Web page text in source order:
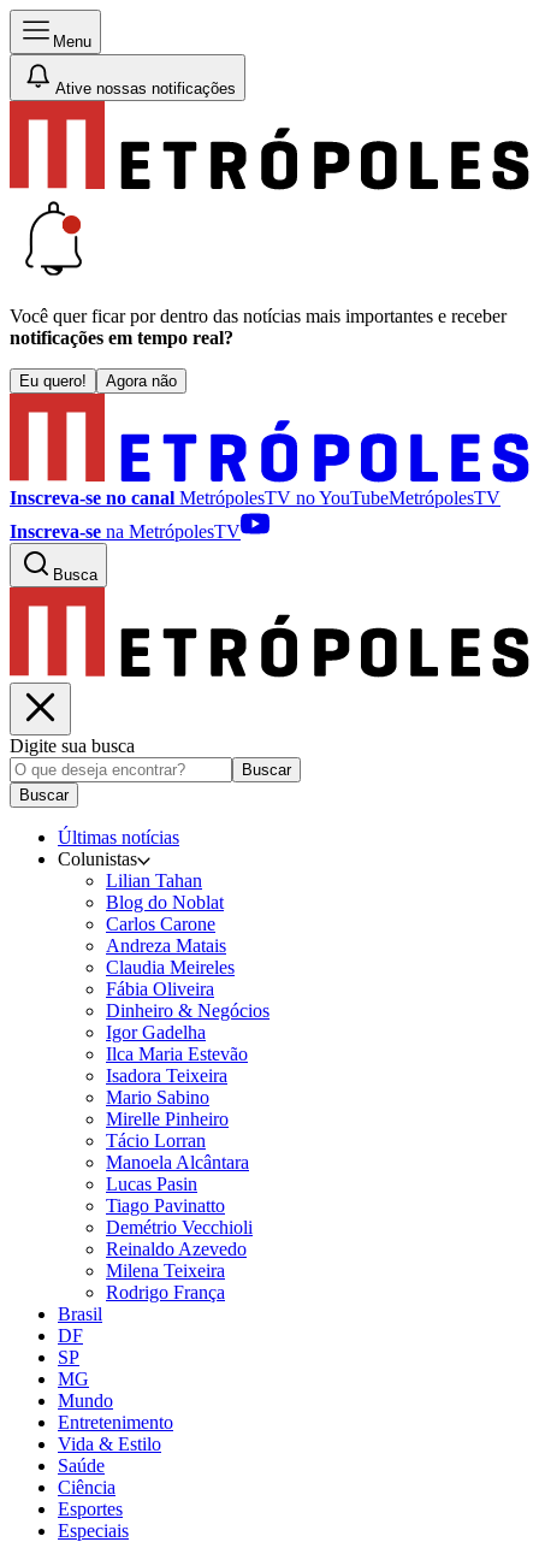
Menu
Ative nossas notificações
Você quer ficar por dentro das notícias mais importantes e receber
notificações em tempo real?
Eu quero! Agora não
Inscreva-se no canal MetrópolesTV noYouTubeMetrópolesTV
Inscreva-se na MetrópolesTV
Busca
Digite sua busca
Buscar
Buscar
Últimas notícias
Colunistas
Lilian Tahan
Blog do Noblat
Carlos Carone
Andreza Matais
Claudia Meireles
Fábia Oliveira
Dinheiro & Negócios
Igor Gadelha
Ilca Maria Estevão
Isadora Teixeira
Mario Sabino
Mirelle Pinheiro
Tácio Lorran
Manoela Alcântara
Lucas Pasin
Tiago Pavinatto
Demétrio Vecchioli
Reinaldo Azevedo
Milena Teixeira
Rodrigo França
Brasil
DF
SP
MG
Mundo
Entretenimento
Vida & Estilo
Saúde
Ciência
Esportes
Especiais